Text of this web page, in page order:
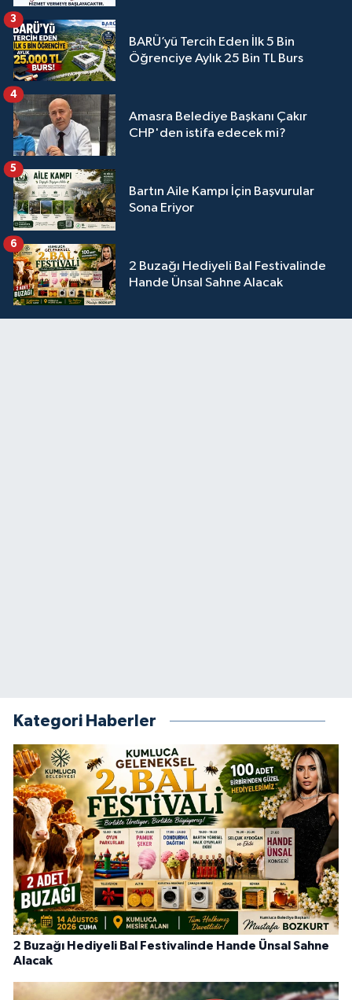
BARÜ’yü Tercih Eden İlk 5 Bin
Öğrenciye Aylık 25 Bin TL Burs
3
Amasra Belediye Başkanı Çakır
CHP'den istifa edecek mi?
4
Bartın Aile Kampı İçin Başvurular
Sona Eriyor
5
2 Buzağı Hediyeli Bal Festivalinde
Hande Ünsal Sahne Alacak
6
Kategori Haberler
2 Buzağı Hediyeli Bal Festivalinde Hande Ünsal Sahne
Alacak